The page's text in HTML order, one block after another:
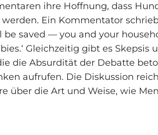
ihre Hoffnung, dass
Ein Kommentator
be saved — you and your
Gleichzeitig gibt es Skepsis
die Absurdität der Debatte
aufrufen. Die Diskussion
über die Art und Weise, wie